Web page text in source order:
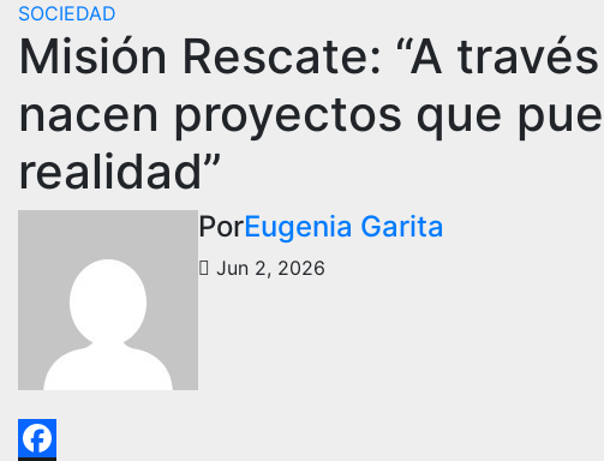
SOCIEDAD
Misión Rescate: “A
nacen proyectos que
realidad”
PorEugenia Garita
Jun 2, 2026